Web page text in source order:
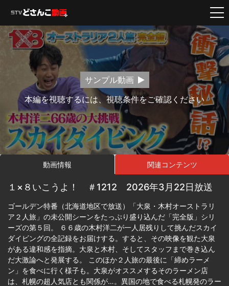
サンプル動画
本編を視聴するには、視聴条件をご確認ください
動画情報 関連コンテンツ
１×８いこうよ！ ＃1212 2026年3月22日放送
ゴールデン特番（北海道地区で放送）「大泉・木村オーストラリ
ア２人旅」の未公開シーンをたっぷり盛り込んだ「完全版」シリ
ーズの第５回。 ６６歳の木村洋二が一人居残りして挑んだスカイ
ダイビングの全記録をお届けする。すると、その映像を観た大泉
がある違和感を指摘。大泉と木村、そしてスタッフまで巻き込ん
だ大激論へと発展する。 このほか２人旅の最後に「締めラーメ
ン」を食べに行く様子も。大泉がオススメするそのラーメン店
は、札幌の超人気店とも関係が…。異国の地で食べる札幌発のラー